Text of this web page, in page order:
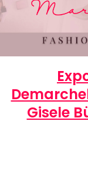
Gisele